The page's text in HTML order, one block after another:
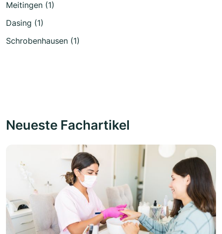
Meitingen (1)
Dasing (1)
Schrobenhausen (1)
Neueste Fachartikel